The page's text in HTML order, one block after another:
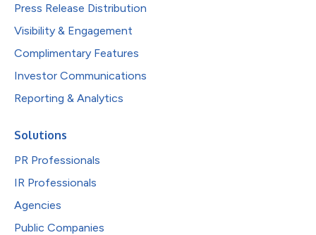
Press Release Distribution
Visibility & Engagement
Complimentary Features
Investor Communications
Reporting & Analytics
Solutions
PR Professionals
IR Professionals
Agencies
Public Companies